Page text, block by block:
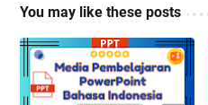
You may like these posts